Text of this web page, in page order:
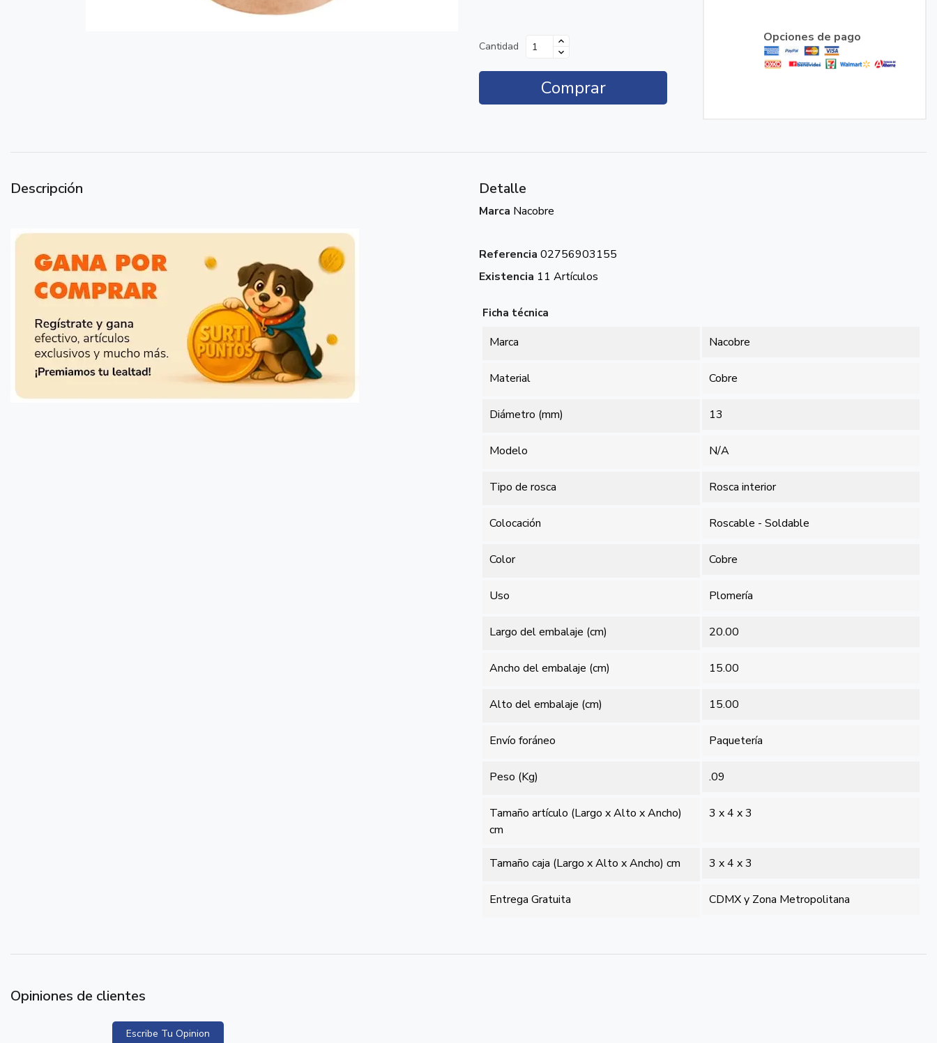
Cantidad
Comprar
Opciones de pago
Descripción Detalle
Marca Nacobre
Referencia 02756903155
Existencia 11 Artículos
Ficha técnica
Marca Nacobre
Material Cobre
Diámetro (mm) 13
Modelo N/A
Tipo de rosca Rosca interior
Colocación Roscable - Soldable
Color Cobre
Uso Plomería
Largo del embalaje (cm) 20.00
Ancho del embalaje (cm) 15.00
Alto del embalaje (cm) 15.00
Envío foráneo Paquetería
Peso (Kg) .09
Tamaño artículo (Largo x Alto x Ancho)
cm
3 x 4 x 3
Tamaño caja (Largo x Alto x Ancho) cm 3 x 4 x 3
Entrega Gratuita CDMX y Zona Metropolitana
Opiniones de clientes
Escribe Tu Opinion